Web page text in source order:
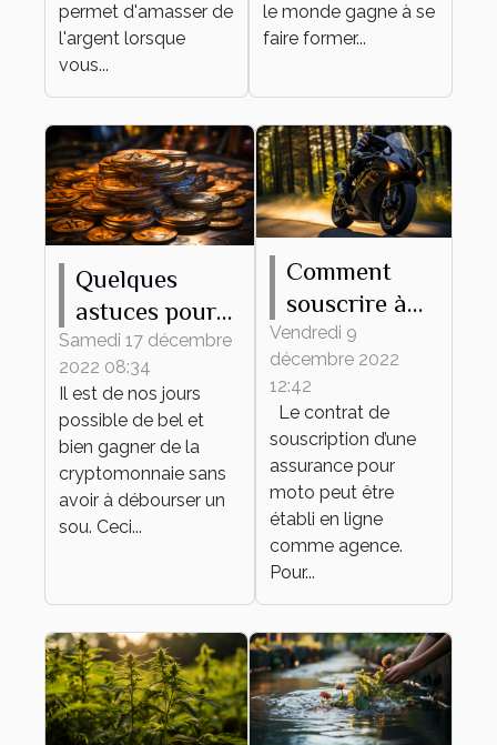
permet d'amasser de
l'argent lorsque
vous...
le monde gagne à se
faire former...
Quelques
astuces pour
trouver les
meilleurs jeux
de
cryptomonnaie
Samedi 17 décembre
2022 08:34
Il est de nos jours
possible de bel et
bien gagner de la
cryptomonnaie sans
avoir à débourser un
sou. Ceci...
Comment
souscrire à
une
assurance
moto en
ligne?
Vendredi 9
décembre 2022
12:42
Le contrat de
souscription d’une
assurance pour
moto peut être
établi en ligne
comme agence.
Pour...